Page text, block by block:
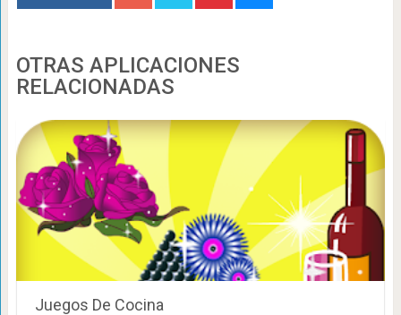
OTRAS APLICACIONES
RELACIONADAS
Juegos De Cocina